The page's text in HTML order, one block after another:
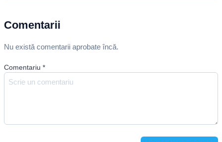
Comentarii
Nu există comentarii aprobate încă.
Comentariu *